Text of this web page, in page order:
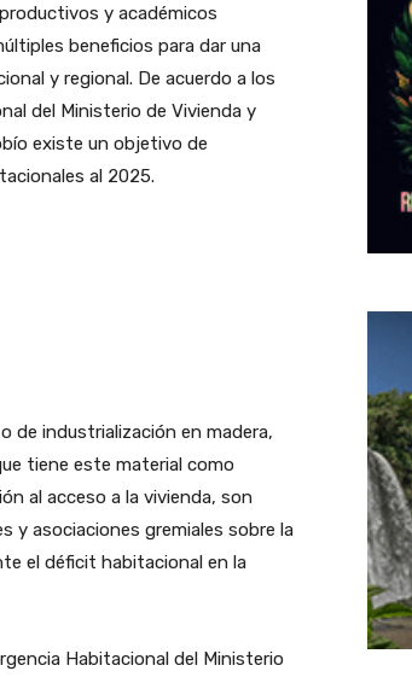
y académicos
beneficios para dar una
y regional. De acuerdo a los
del Ministerio de Vivienda y
existe un objetivo de
al 2025.
de industrialización en madera,
tiene este material como
al acceso a la vivienda, son
y asociaciones gremiales sobre la
el déficit habitacional en la
Habitacional del Ministerio